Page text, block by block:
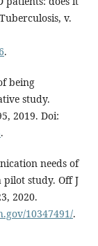
v.
.
being
study.
2019. Doi:
.
needs of
study. Off J
2020.
10347491/.